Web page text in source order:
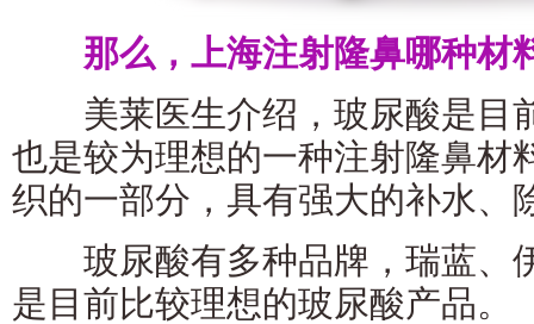
那么，上海注射隆鼻哪种材
美莱医生介绍，玻尿酸是目
也是较为理想的一种注射隆鼻材
织的一部分，具有强大的补水、
玻尿酸有多种品牌，瑞蓝、
是目前比较理想的玻尿酸产品。